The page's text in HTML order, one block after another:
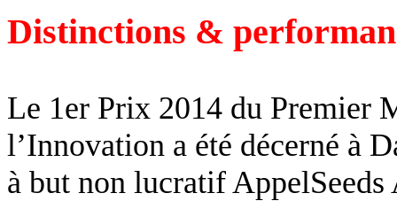
Distinctions &
Le 1er Prix 2014 du Premier
l’Innovation a été décerné à
à but non lucratifAppelSeeds